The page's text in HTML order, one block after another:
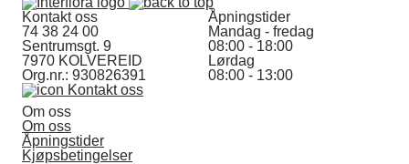
Kontakt oss
74 38 24 00
Sentrumsgt. 9
7970 KOLVEREID
Org.nr.: 930826391
Kontakt oss
Åpningstider
Mandag - fredag
08:00 - 18:00
Lørdag
08:00 - 13:00
Om oss
Om oss
Åpningstider
Kjøpsbetingelser